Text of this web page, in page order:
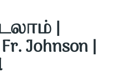
|
Johnson |